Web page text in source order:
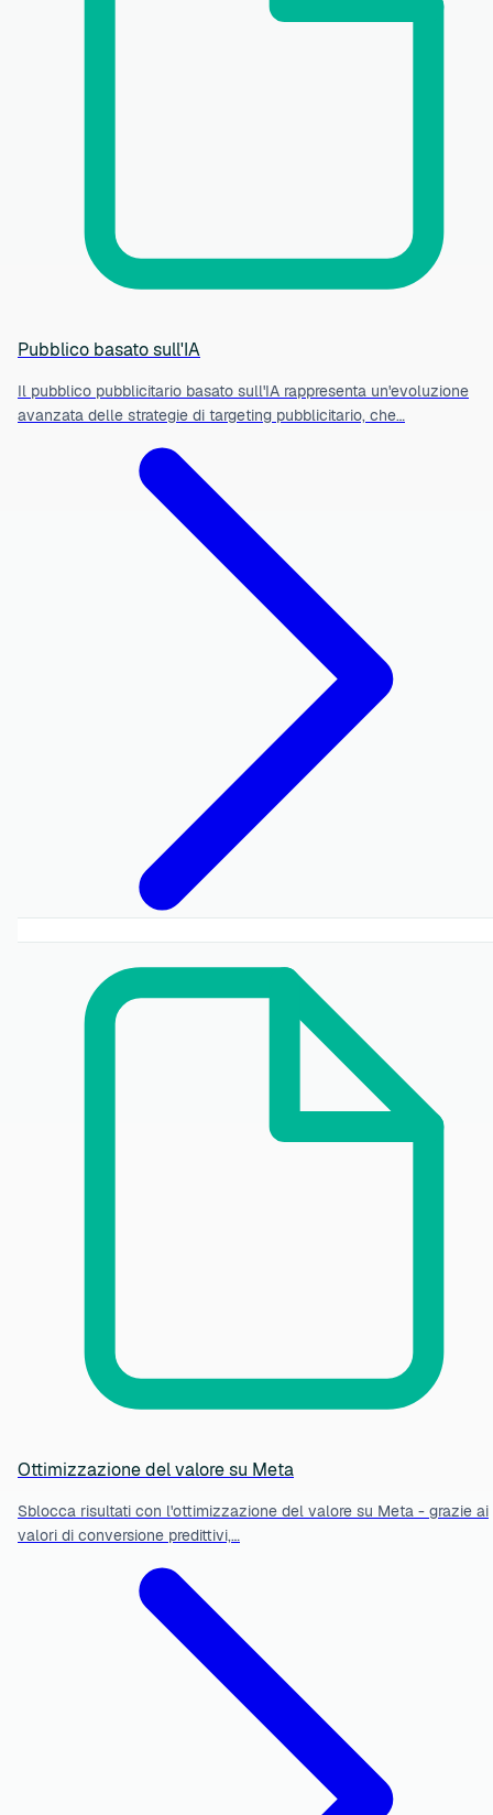
Pubblico basato sull'IA
Il pubblico pubblicitario basato sull'IA rappresenta un'evoluzione
avanzata delle strategie di targeting pubblicitario, che…
Ottimizzazione del valore su Meta
Sblocca risultati con l'ottimizzazione del valore su Meta - grazie ai
valori di conversione predittivi,…